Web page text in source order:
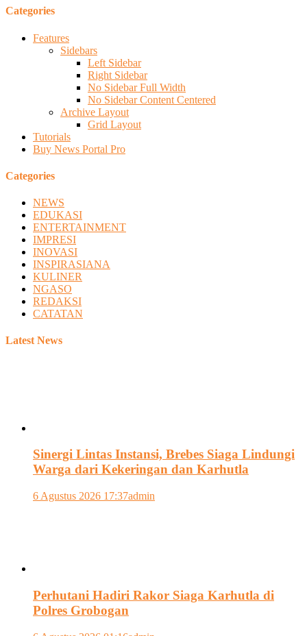
Categories
Features
Sidebars
Left Sidebar
Right Sidebar
No Sidebar Full Width
No Sidebar Content Centered
Archive Layout
Grid Layout
Tutorials
Buy News Portal Pro
Categories
NEWS
EDUKASI
ENTERTAINMENT
IMPRESI
INOVASI
INSPIRASIANA
KULINER
NGASO
REDAKSI
CATATAN
Latest News
Sinergi Lintas Instansi, Brebes Siaga Lindungi
Warga dari Kekeringan dan Karhutla
6 Agustus 2026 17:37admin
Perhutani Hadiri Rakor Siaga Karhutla di
Polres Grobogan